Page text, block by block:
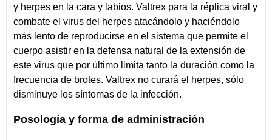
y herpes en la cara y labios. Valtrex para la réplica viral y
combate el virus del herpes atacándolo y haciéndolo
más lento de reproducirse en el sistema que permite el
cuerpo asistir en la defensa natural de la extensión de
este virus que por último limita tanto la duración como la
frecuencia de brotes. Valtrex no curará el herpes, sólo
disminuye los síntomas de la infección.
Posología y forma de administración